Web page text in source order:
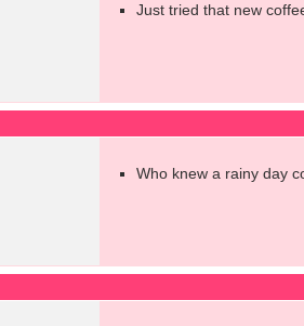
Just tried that new
Who knew a rainy day